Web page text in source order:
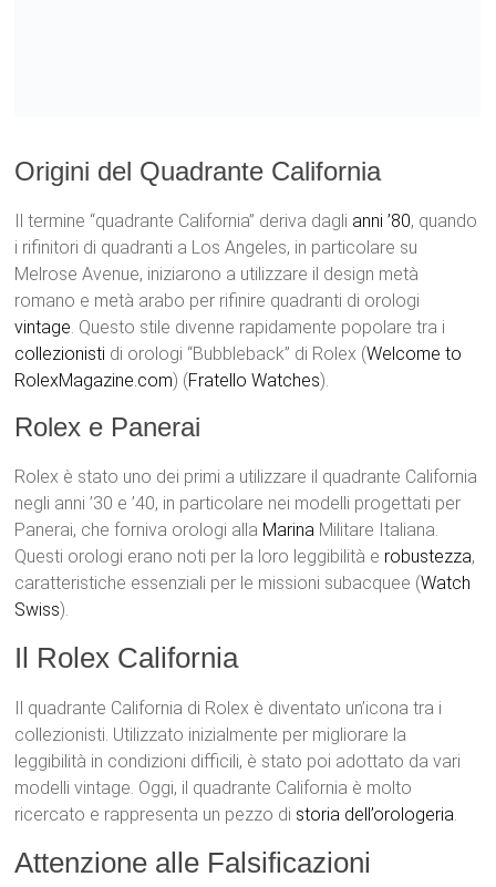
Origini del Quadrante California
Il termine “quadrante California” deriva dagli anni ’80, quando
i rifinitori di quadranti a Los Angeles, in particolare su
Melrose Avenue, iniziarono a utilizzare il design metà
romano e metà arabo per rifinire quadranti di orologi
vintage. Questo stile divenne rapidamente popolare tra i
collezionisti di orologi “Bubbleback” di Rolex​ (Welcome to
RolexMagazine.com)​​ (Fratello Watches)​.
Rolex e Panerai
Rolex è stato uno dei primi a utilizzare il quadrante California
negli anni ’30 e ’40, in particolare nei modelli progettati per
Panerai, che forniva orologi alla Marina Militare Italiana.
Questi orologi erano noti per la loro leggibilità e robustezza,
caratteristiche essenziali per le missioni subacquee​ (Watch
Swiss)​.
Il Rolex California
Il quadrante California di Rolex è diventato un’icona tra i
collezionisti. Utilizzato inizialmente per migliorare la
leggibilità in condizioni difficili, è stato poi adottato da vari
modelli vintage. Oggi, il quadrante California è molto
ricercato e rappresenta un pezzo di storia dell’orologeria.
Attenzione alle Falsificazioni